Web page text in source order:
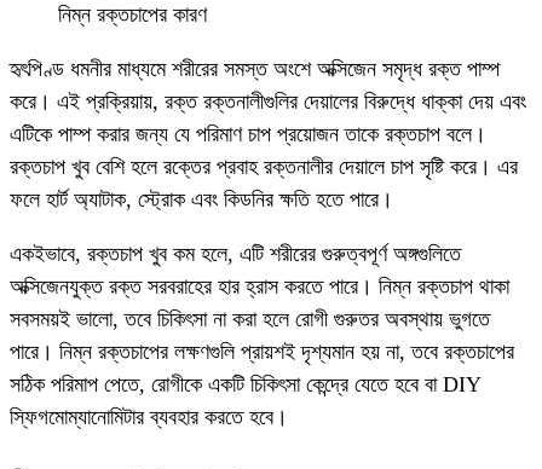
নিম্ন রক্তচাপের কারণ
হৃৎপিণ্ড ধমনীর মাধ্যমে শরীরের সমস্ত অংশে অক্সিজেন সমৃদ্ধ রক্ত ​​পাম্প
করে। এই প্রক্রিয়ায়, রক্ত ​​রক্তনালীগুলির দেয়ালের বিরুদ্ধে ধাক্কা দেয় এবং
এটিকে পাম্প করার জন্য যে পরিমাণ চাপ প্রয়োজন তাকে রক্তচাপ বলে।
রক্তচাপ খুব বেশি হলে রক্তের প্রবাহ রক্তনালীর দেয়ালে চাপ সৃষ্টি করে। এর
ফলে হার্ট অ্যাটাক, স্ট্রোক এবং কিডনির ক্ষতি হতে পারে।
একইভাবে, রক্তচাপ খুব কম হলে, এটি শরীরের গুরুত্বপূর্ণ অঙ্গগুলিতে
অক্সিজেনযুক্ত রক্ত ​​সরবরাহের হার হ্রাস করতে পারে। নিম্ন রক্তচাপ থাকা
সবসময়ই ভালো, তবে চিকিৎসা না করা হলে রোগী গুরুতর অবস্থায় ভুগতে
পারে। নিম্ন রক্তচাপের লক্ষণগুলি প্রায়শই দৃশ্যমান হয় না, তবে রক্তচাপের
সঠিক পরিমাপ পেতে, রোগীকে একটি চিকিৎসা কেন্দ্রে যেতে হবে বা DIY
স্ফিগমোম্যানোমিটার ব্যবহার করতে হবে।